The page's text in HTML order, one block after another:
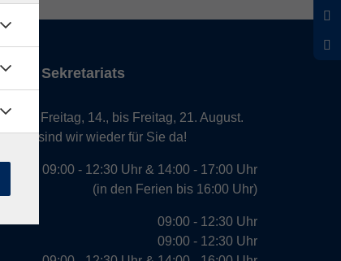
des Sekretariats
von Freitag, 14., bis Freitag, 21. August.
sind wir wieder für Sie da!
09:00 - 12:30 Uhr & 14:00 - 17:00 Uhr
(in den Ferien bis 16:00 Uhr)
09:00 - 12:30 Uhr
09:00 - 12:30 Uhr